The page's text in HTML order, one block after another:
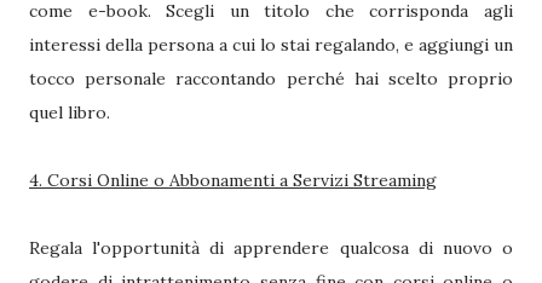
come e-book. Scegli un titolo che corrisponda agli
interessi della persona a cui lo stai regalando, e aggiungi un
tocco personale raccontando perché hai scelto proprio
quel libro.
4. Corsi Online o Abbonamenti a Servizi Streaming
Regala l'opportunità di apprendere qualcosa di nuovo o